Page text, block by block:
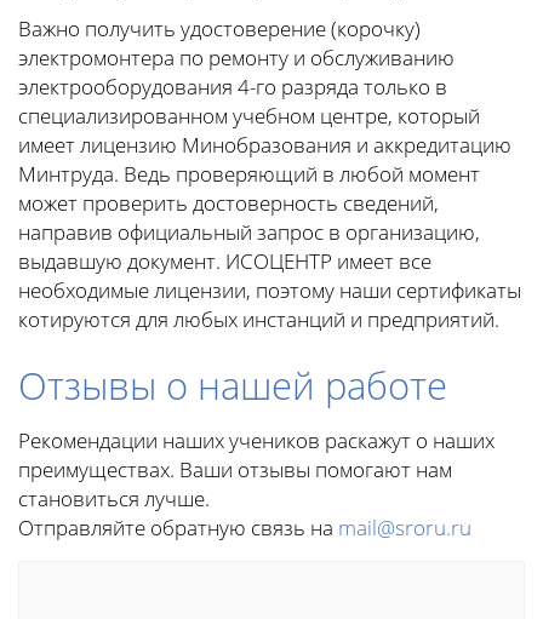
Важно получить удостоверение (корочку)
электромонтера по ремонту и обслуживанию
электрооборудования 4-го разряда только в
специализированном учебном центре, который
имеет лицензию Минобразования и аккредитацию
Минтруда. Ведь проверяющий в любой момент
может проверить достоверность сведений,
направив официальный запрос в организацию,
выдавшую документ. ИСОЦЕНТР имеет все
необходимые лицензии, поэтому наши сертификаты
котируются для любых инстанций и предприятий.
Отзывы о нашей работе
Рекомендации наших учеников раскажут о наших
преимуществах. Ваши отзывы помогают нам
становиться лучше.
Отправляйте обратную связь на mail@sroru.ru